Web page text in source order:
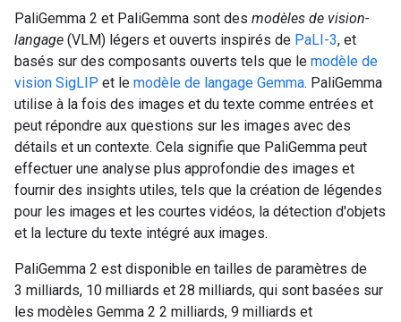
PaliGemma 2 et PaliGemma sont des modèles de vision-
langage (VLM) légers et ouverts inspirés de PaLI-3, et
basés sur des composants ouverts tels que le modèle de
vision SigLIP et le modèle de langage Gemma. PaliGemma
utilise à la fois des images et du texte comme entrées et
peut répondre aux questions sur les images avec des
détails et un contexte. Cela signifie que PaliGemma peut
effectuer une analyse plus approfondie des images et
fournir des insights utiles, tels que la création de légendes
pour les images et les courtes vidéos, la détection d'objets
et la lecture du texte intégré aux images.
PaliGemma 2 est disponible en tailles de paramètres de
3 milliards, 10 milliards et 28 milliards, qui sont basées sur
les modèles Gemma 2 2 milliards, 9 milliards et